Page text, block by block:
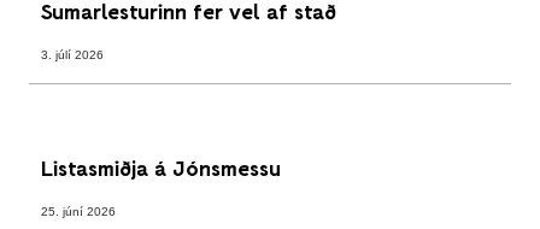
Sumarlesturinn fer vel af stað
3. júlí 2026
Listasmiðja á Jónsmessu
25. júní 2026